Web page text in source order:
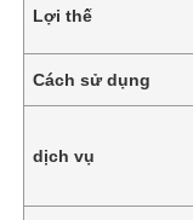
Lợi thế
Cách sử dụng
dịch vụ